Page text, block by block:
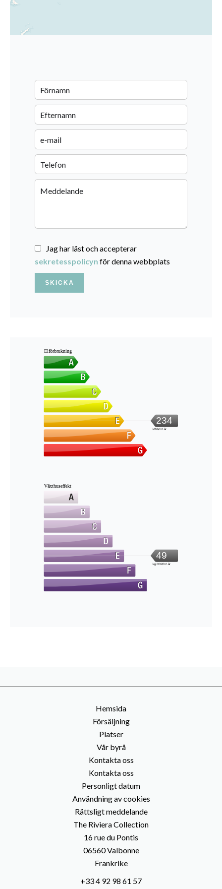
Jag har läst och accepterar
sekretesspolicyn för denna webbplats
SKICKA
Elförbrukning
234
kWh/m².år
Växthuseffekt
49
kg CO2/m².år
Hemsida
Försäljning
Platser
Vår byrå
Kontakta oss
Kontakta oss
Personligt datum
Användning av cookies
Rättsligt meddelande
The Riviera Collection
16 rue du Pontis
06560Valbonne
Frankrike
+33 4 92 98 61 57